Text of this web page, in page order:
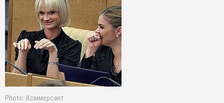
Photo: Коммерсант